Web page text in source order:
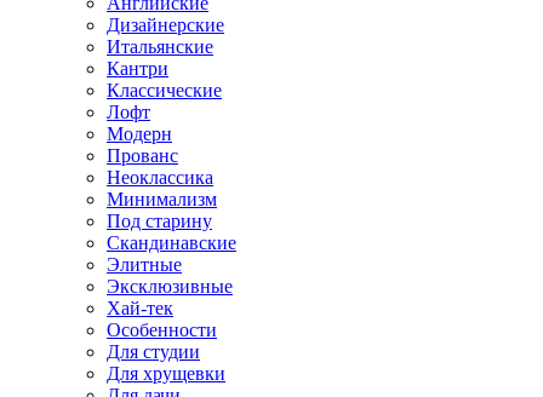
Дизайнерские
Итальянские
Кантри
Классические
Лофт
Модерн
Прованс
Неоклассика
Минимализм
Под старину
Скандинавские
Элитные
Эксклюзивные
Хай-тек
Особенности
Для студии
Для хрущевки